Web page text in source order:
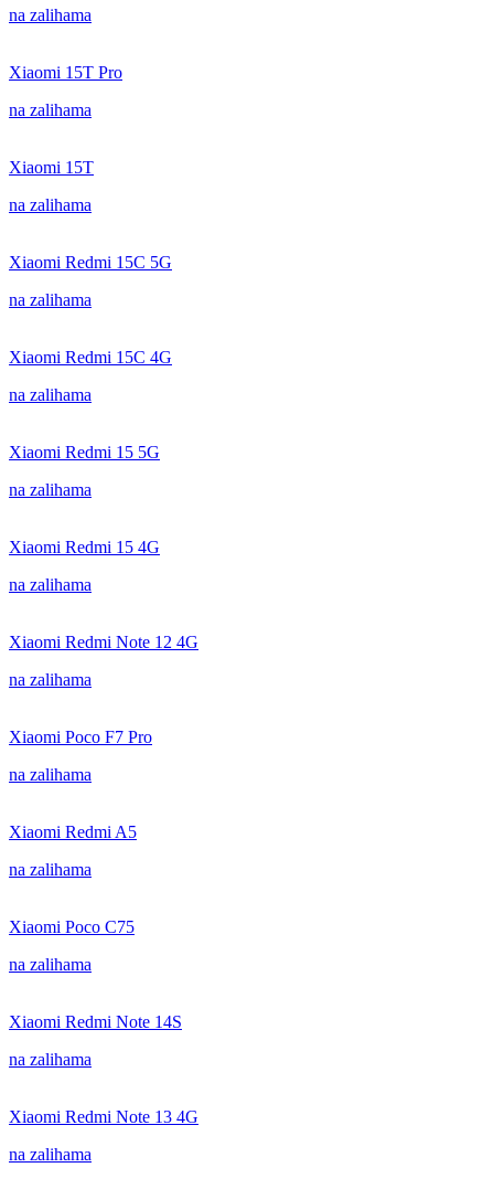
na zalihama
Xiaomi 15T Pro
na zalihama
Xiaomi 15T
na zalihama
Xiaomi Redmi 15C 5G
na zalihama
Xiaomi Redmi 15C 4G
na zalihama
Xiaomi Redmi 15 5G
na zalihama
Xiaomi Redmi 15 4G
na zalihama
Xiaomi Redmi Note 12 4G
na zalihama
Xiaomi Poco F7 Pro
na zalihama
Xiaomi Redmi A5
na zalihama
Xiaomi Poco C75
na zalihama
Xiaomi Redmi Note 14S
na zalihama
Xiaomi Redmi Note 13 4G
na zalihama